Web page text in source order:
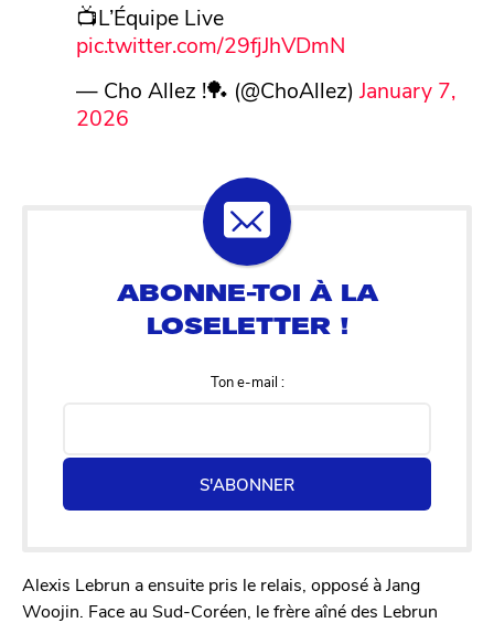
📺L’Équipe Live
pic.twitter.com/29fjJhVDmN
— Cho Allez !🏓 (@ChoAllez) January 7,
2026
Ton e-mail :
S'ABONNER
Alexis Lebrun a ensuite pris le relais, opposé à Jang
Woojin. Face au Sud-Coréen, le frère aîné des Lebrun